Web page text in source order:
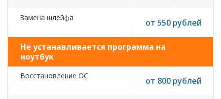
Замена шлейфа от 550 рублей
Не устанавливается программа на
ноутбук
Восстановление ОС от 800 рублей